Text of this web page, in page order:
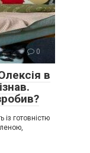
0
в
із готовністю